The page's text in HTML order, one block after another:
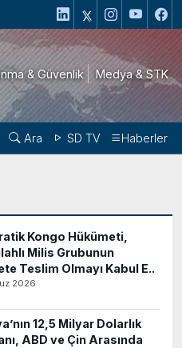
& Güvenlik Medya & STK
Ara SD TV Haberler
Kongo Hükümeti,
Milis Grubunun
Teslim Olmayı Kabul E..
2026
12,5 Milyar Dolarlık
ABD ve Çin Arasında